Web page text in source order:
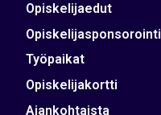
Opiskelijaedut
Opiskelijasponsorointi
Työpaikat
Opiskelijakortti
Ajankohtaista